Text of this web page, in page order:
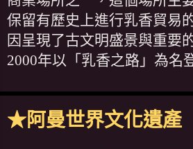
保留有歷史上進行乳香貿易
因呈現了古文明盛景與重要
2000年以「乳香之路」為名
★阿曼世界文化遺產